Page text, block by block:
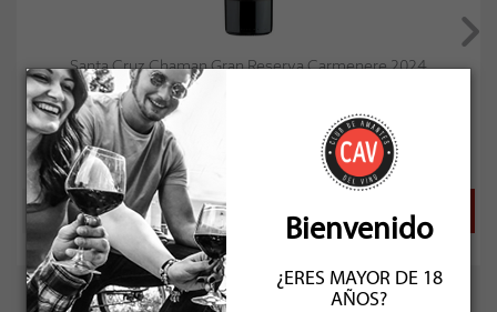
Santa Cruz Chaman Gran Reserva Carmenere 2024
Bienvenido
¿ERES MAYOR DE 18
AÑOS?